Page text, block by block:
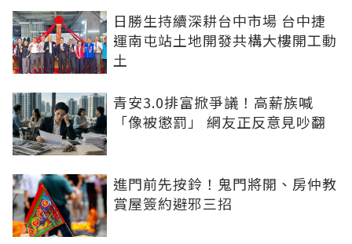
日勝生持續深耕台中市場 台中捷
運南屯站土地開發共構大樓開工動
土
青安3.0排富掀爭議！高薪族喊
「像被懲罰」 網友正反意見吵翻
進門前先按鈴！鬼門將開、房仲教
賞屋簽約避邪三招